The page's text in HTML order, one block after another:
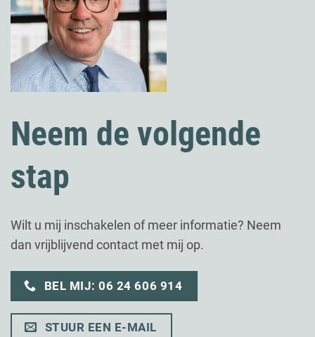
Neem de volgende
stap
Wilt u mij inschakelen of meer informatie? Neem
dan vrijblijvend contact met mij op.
BEL MIJ: 06 24 606 914
STUUR EEN E-MAIL